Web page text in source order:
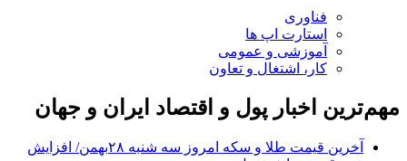
فناوری
استارت اپ ها
آموزشی و عمومی
کار، اشتغال و تعاون
مهم‌ترین اخبار پول و اقتصاد ایران و جهان
آخرین قیمت طلا و سکه امروز سه شنبه ۲۸بهمن/ افزایش